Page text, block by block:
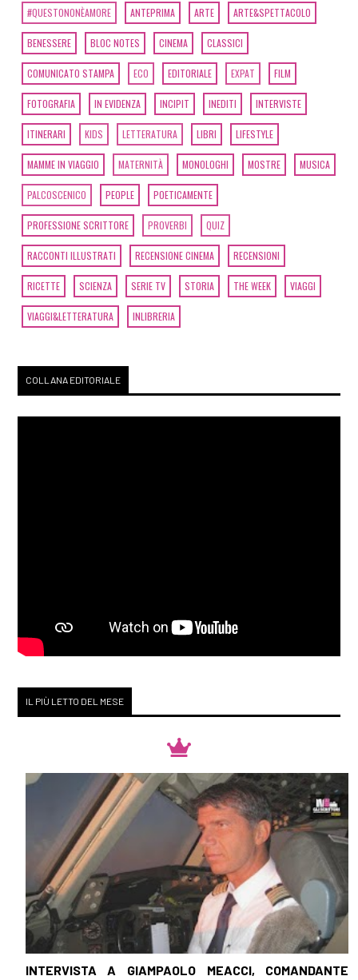
#QUESTONONÈAMORE ANTEPRIMA ARTE ARTE&SPETTACOLO
BENESSERE BLOC NOTES CINEMA CLASSICI
COMUNICATO STAMPA ECO EDITORIALE EXPAT FILM
FOTOGRAFIA IN EVIDENZA INCIPIT INEDITI INTERVISTE
ITINERARI KIDS LETTERATURA LIBRI LIFESTYLE
MAMME IN VIAGGIO MATERNITÀ MONOLOGHI MOSTRE MUSICA
PALCOSCENICO PEOPLE POETICAMENTE
PROFESSIONE SCRITTORE PROVERBI QUIZ
RACCONTI ILLUSTRATI RECENSIONE CINEMA RECENSIONI
RICETTE SCIENZA SERIE TV STORIA THE WEEK VIAGGI
VIAGGI&LETTERATURA INLIBRERIA
COLLANA EDITORIALE
IL PIÙ LETTO DEL MESE
INTERVISTA A GIAMPAOLO MEACCI, COMANDANTE